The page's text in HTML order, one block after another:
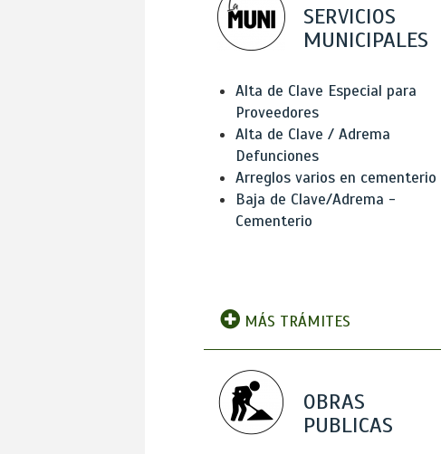
SERVICIOS
MUNICIPALES
Alta de Clave Especial para
Proveedores
Alta de Clave / Adrema
Defunciones
Arreglos varios en cementerio
Baja de Clave/Adrema -
Cementerio
MÁS TRÁMITES
OBRAS
PUBLICAS